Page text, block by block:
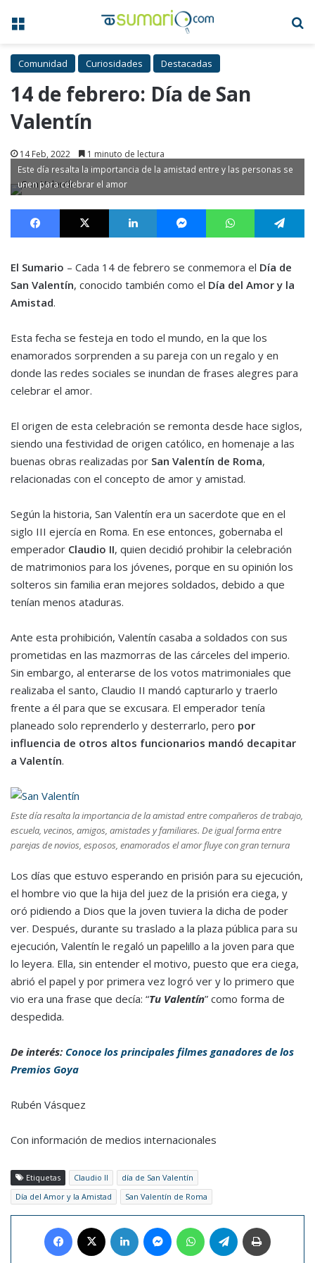
Menú
Comunidad Curiosidades Destacadas
14 de febrero: Día de San
Valentín
14 Feb, 2022 1 minuto de lectura
Este día resalta la importancia de la amistad entre y las personas se
unen para celebrar el amor
Facebook X LinkedIn MessengerWhatsApp
El Sumario – Cada 14 de febrero se conmemora el Día de
San Valentín, conocido también como el Día del Amor y la
Amistad.
Esta fecha se festeja en todo el mundo, en la que los
enamorados sorprenden a su pareja con un regalo y en
donde las redes sociales se inundan de frases alegres para
celebrar el amor.
El origen de esta celebración se remonta desde hace siglos,
siendo una festividad de origen católico, en homenaje a las
buenas obras realizadas por San Valentín de Roma,
relacionadas con el concepto de amor y amistad.
Según la historia, San Valentín era un sacerdote que en el
siglo III ejercía en Roma. En ese entonces, gobernaba el
emperador Claudio II, quien decidió prohibir la celebración
de matrimonios para los jóvenes, porque en su opinión los
solteros sin familia eran mejores soldados, debido a que
tenían menos ataduras.
Ante esta prohibición, Valentín casaba a soldados con sus
prometidas en las mazmorras de las cárceles del imperio.
Sin embargo, al enterarse de los votos matrimoniales que
realizaba el santo, Claudio II mandó capturarlo y traerlo
frente a él para que se excusara. El emperador tenía
planeado solo reprenderlo y desterrarlo, pero por
influencia de otros altos funcionarios mandó decapitar
a Valentín.
Este día resalta la importancia de la amistad entre compañeros de trabajo,
escuela, vecinos, amigos, amistades y familiares. De igual forma entre
parejas de novios, esposos, enamorados el amor fluye con gran ternura
Los días que estuvo esperando en prisión para su ejecución,
el hombre vio que la hija del juez de la prisión era ciega, y
oró pidiendo a Dios que la joven tuviera la dicha de poder
ver. Después, durante su traslado a la plaza pública para su
ejecución, Valentín le regaló un papelillo a la joven para que
lo leyera. Ella, sin entender el motivo, puesto que era ciega,
abrió el papel y por primera vez logró ver y lo primero que
vio era una frase que decía: “Tu Valentín” como forma de
despedida.
De interés: Conoce los principales filmes ganadores de los
Premios Goya
Rubén Vásquez
Con información de medios internacionales
Etiquetas Claudio II
día de San Valentín
Día del Amor y la Amistad
San Valentín de Roma
Facebook LinkedIn MessengerWhatsAppTelegram